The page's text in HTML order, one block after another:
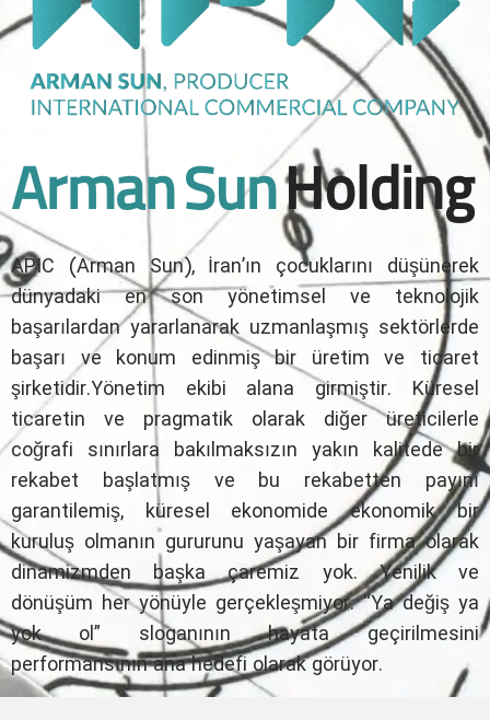
Arman SunHolding
APIC (Arman Sun), İran’ın çocuklarını düşünerek
dünyadaki en son yönetimsel ve teknolojik
başarılardan yararlanarak uzmanlaşmış sektörlerde
başarı ve konum edinmiş bir üretim ve ticaret
şirketidir.Yönetim ekibi alana girmiştir. Küresel
ticaretin ve pragmatik olarak diğer üreticilerle
coğrafi sınırlara bakılmaksızın yakın kalitede bir
rekabet başlatmış ve bu rekabetten payını
garantilemiş, küresel ekonomide ekonomik bir
kuruluş olmanın gururunu yaşayan bir firma olarak
dinamizmden başka çaremiz yok. Yenilik ve
dönüşüm her yönüyle gerçekleşmiyor. “Ya değiş ya
yok ol” sloganının hayata geçirilmesini
performansının ana hedefi olarak görüyor.